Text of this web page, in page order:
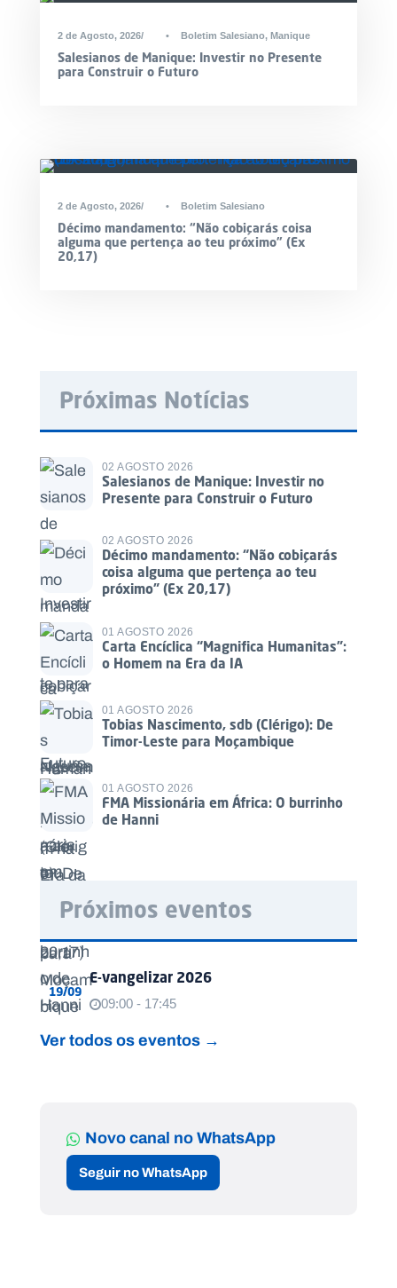
2 de Agosto, 2026 • Boletim Salesiano, Manique
Salesianos de Manique: Investir no Presente
para Construir o Futuro
2 de Agosto, 2026 • Boletim Salesiano
Décimo mandamento: “Não cobiçarás coisa
alguma que pertença ao teu próximo” (Ex
20,17)
Próximas Notícias
02 AGOSTO 2026
Salesianos de Manique: Investir no
Presente para Construir o Futuro
02 AGOSTO 2026
Décimo mandamento: “Não cobiçarás
coisa alguma que pertença ao teu
próximo” (Ex 20,17)
01 AGOSTO 2026
Carta Encíclica “Magnifica Humanitas”:
o Homem na Era da IA
01 AGOSTO 2026
Tobias Nascimento, sdb (Clérigo): De
Timor-Leste para Moçambique
01 AGOSTO 2026
FMA Missionária em África: O burrinho
de Hanni
Próximos eventos
19/09
E-vangelizar 2026
09:00 - 17:45
Ver todos os eventos →
Novo canal no WhatsApp
Seguir no WhatsApp